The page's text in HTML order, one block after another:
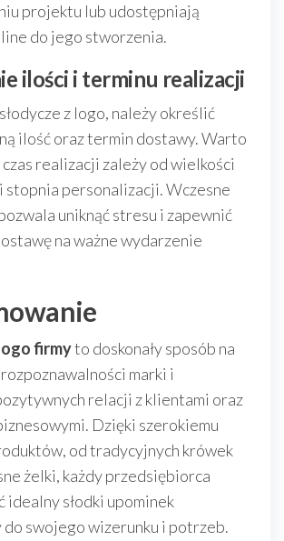
projektu lub udostępniają
do jego stworzenia.
ilości i terminu realizacji
z logo, należy określić
ilość oraz termin dostawy. Warto
realizacji zależy od wielkości
stopnia personalizacji. Wczesne
uniknąć stresu i zapewnić
na ważne wydarzenie
firmyto doskonały sposób na
marki i
relacji z klientami oraz
Dzięki szerokiemu
od tradycyjnych krówek
żelki, każdy przedsiębiorca
idealny słodki upominek
do swojego wizerunku i potrzeb.